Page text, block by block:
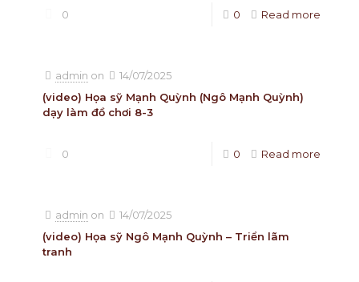
0 0 Read more
admin on
14/07/2025
(video) Họa sỹ Mạnh Quỳnh (Ngô Mạnh Quỳnh)
dạy làm đồ chơi 8-3
0 0 Read more
admin on
14/07/2025
(video) Họa sỹ Ngô Mạnh Quỳnh – Triển lãm
tranh